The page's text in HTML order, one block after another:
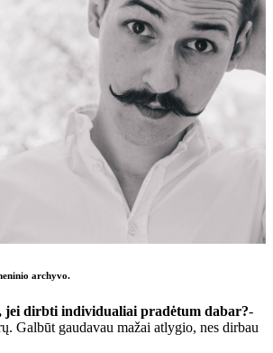
archyvo.
dirbti individualiai pradėtum dabar?-
Galbūt gaudavau mažai atlygio, nes dirbau